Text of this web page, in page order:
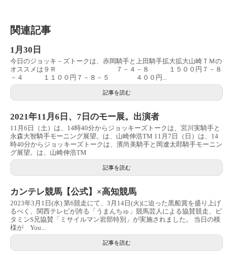
関連記事
1月30日
今日のジョッキ－ズトークは、赤岡騎手と上田騎手拡大拡大山崎ＴＭの
オススメは９Ｒ ７－４－８ １５００円７－８
－４ １１００円７－８－５ ４００円...
記事を読む
2021年11月6日、7日のモー展。出演者
11月6日（土）は、14時40分からジョッキーズトークは、宮川実騎手と
永森大智騎手モーニング展望。は、山崎伸浩TM 11月7日（日）は、14
時40分からジョッキーズトークは、濱尚美騎手と岡遼太郎騎手モーニン
グ展望。は、山崎伸浩TM
記事を読む
カンテレ競馬【公式】×高知競馬
2023年3月1日(水) 第6競走にて、3月14日(火)に迫った黒船賞を盛り上げ
るべく、関西テレビが誇る「うまんちゅ」競馬芸人による協賛競走、ビ
タミンS兄協賛「ミサイルマン岩部特別」が実施されました。 当日の模
様が You...
記事を読む